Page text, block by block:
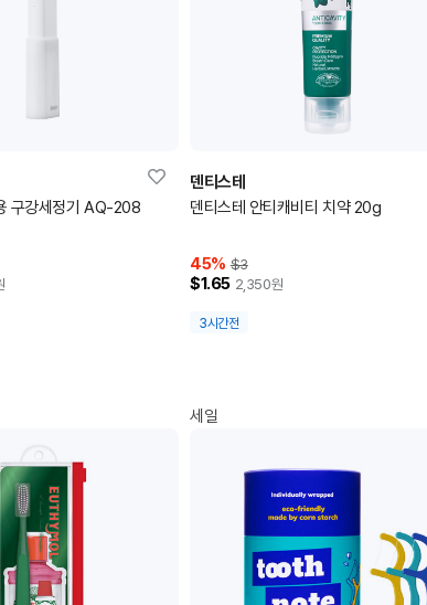
구강세정기 AQ-208
덴티스테
덴티스테 안티캐비티 치약 20g
45% $3
$1.65 2,350원
3시간전
세일